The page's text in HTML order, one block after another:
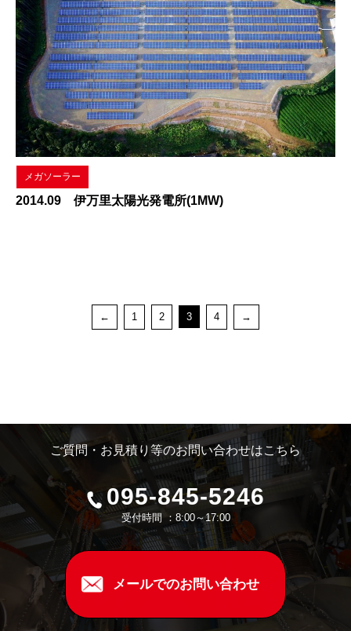
メガソーラー
2014.09 伊万里太陽光発電所(1MW)
← 1 2 3 4 →
ご質問・お見積り等のお問い合わせはこちら
095-845-5246
受付時間 ：8:00～17:00
メールでのお問い合わせ